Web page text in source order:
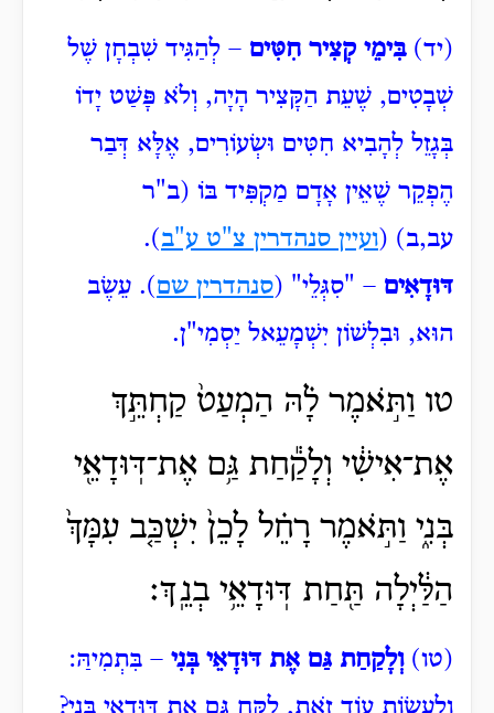
(יד) בִּימֵי קְצִיר חִטִּים – לְהַגִּיד שִׁבְחָן שֶׁל
שְׁבָטִים, שֶׁעֵת הַקָּצִיר הָיָה, וְלֹא פָּשַׁט יָדוֹ
בְּגָזֵל לְהָבִיא חִטִּים וּשְׂעוֹרִים, אֶלָּא דְּבַר
הֶפְקֵר שֶׁאֵין אָדָם מַקְפִּיד בּוֹ (ב"ר
עב,ב) (ועיין סנהדרין צ"ט ע"ב).
דּוּדָאִים – "סִגְּלֵי" (סנהדרין שם). עֵשֶׂב
הוּא, וּבִלְשׁוֹן יִשְׁמָעֵאל יַסְמִי"ן.
טו וַתֹּ֣אמֶר לָ֗הּ הַמְעַט֙ קַחְתֵּ֣ךְ
אֶת־אִישִׁ֔י וְלָקַ֕חַת גַּ֥ם אֶת־דּֽוּדָאֵ֖י
בְּנִ֑י וַתֹּ֣אמֶר רָחֵ֗ל לָכֵן֙ יִשְׁכַּ֤ב עִמָּךְ֙
הַלַּ֔יְלָה תַּ֖חַת דּֽוּדָאֵ֥י בְנֵֽךְ׃
(טו)וְלָקַחַת גַּם אֶת דּוּדָאֵי בְּנִי – בִּתְמִיהַּ:
וְלַעֲשׂוֹת עוֹד זֹאת, לִקַּח גַּם אֶת דּוּדָאֵי בְּנִי?